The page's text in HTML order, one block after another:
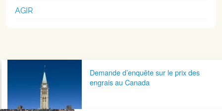
AGIR
Navigation postaleDemande d’enquête sur le prix des
engrais au Canada